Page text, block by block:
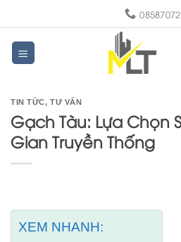
to
content
TIN TỨC,TƯ VẤN
Gạch Tàu: Lựa Chọn
Gian Truyền Thống
XEM NHANH: